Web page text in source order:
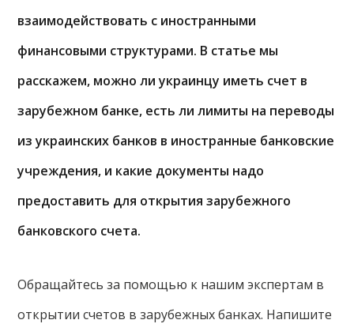
взаимодействовать с иностранными
финансовыми структурами. В статье мы
расскажем, можно ли украинцу иметь счет в
зарубежном банке, есть ли лимиты на переводы
из украинских банков в иностранные банковские
учреждения, и какие документы надо
предоставить для открытия зарубежного
банковского счета.
Обращайтесь за помощью к нашим экспертам в
открытии счетов в зарубежных банках. Напишите